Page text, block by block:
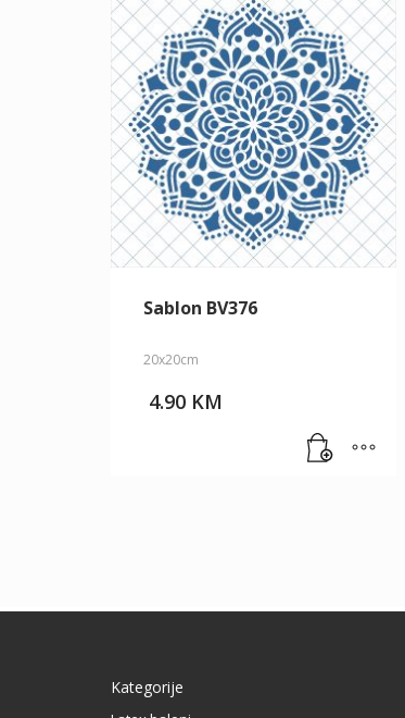
Sablon BV376
20x20cm
4.90 KM
Kategorije